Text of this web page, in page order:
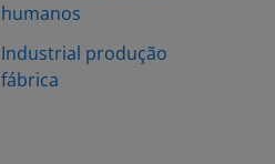
humanos
Industrial produção
fábrica